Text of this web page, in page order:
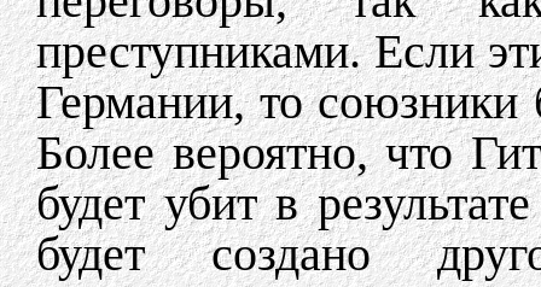
преступниками. Если
Германии, то союзники
Более вероятно, что
будет убит в
будет создано